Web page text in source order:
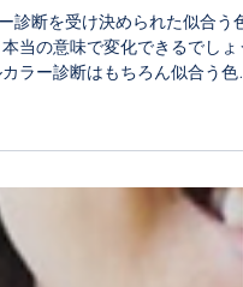
診断を受け決められた似合う色
当の意味で変化できるでしょう
ラー診断はもちろん似合う色で
くにはカラー診断の後からが大